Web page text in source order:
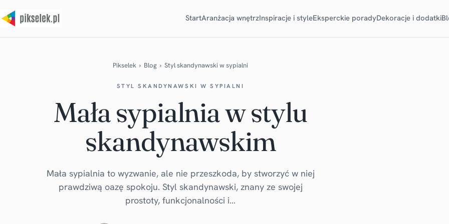
StartAranżacja wnętrzInspiracje i styleEksperckie poradyDekoracje i dodatki
Pikselek › Blog › Styl skandynawski w sypialni
STYL SKANDYNAWSKI W SYPIALNI
Mała sypialnia w stylu
skandynawskim
Mała sypialnia to wyzwanie, ale nie przeszkoda, by stworzyć w niej
prawdziwą oazę spokoju. Styl skandynawski, znany ze swojej
prostoty, funkcjonalności i…